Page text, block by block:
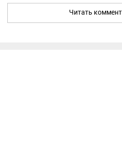
Читать